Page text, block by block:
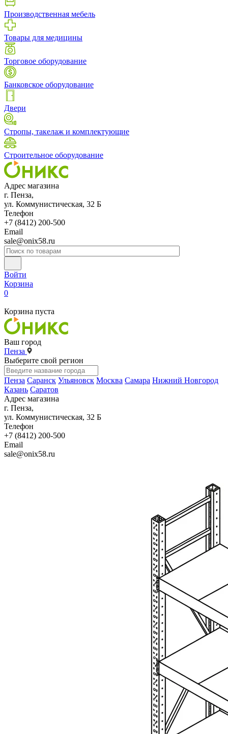
Производственная мебель
Товары для медицины
Торговое оборудование
Банковское оборудование
Двери
Стропы, такелаж и комплектующие
Строительное оборудование
Адрес магазина
г. Пенза,
ул. Коммунистическая, 32 Б
Телефон
+7 (8412) 200-500
Email
sale@onix58.ru
Войти
Корзина
0
Корзина пуста
Ваш город
Пенза
Выберите свой регион
Пенза Саранск Ульяновск Москва Самара Нижний Новгород
Казань Саратов
Адрес магазина
г. Пенза,
ул. Коммунистическая, 32 Б
Телефон
+7 (8412) 200-500
Email
sale@onix58.ru